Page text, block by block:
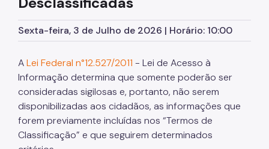
SP Mais Fácil
Cata-Bagulho
Cades
Termo de Cooperação
Programa de Metas
Sexta-feira, 3 de Julho de 2026 | Horário: 10:00
ALei Federal n°12.527/2011 - Lei de Acesso à
Informação determina que somente poderão ser
consideradas sigilosas e, portanto, não serem
disponibilizadas aos cidadãos, as informações que
forem previamente incluídas nos “Termos de
Classificação” e que seguirem determinados